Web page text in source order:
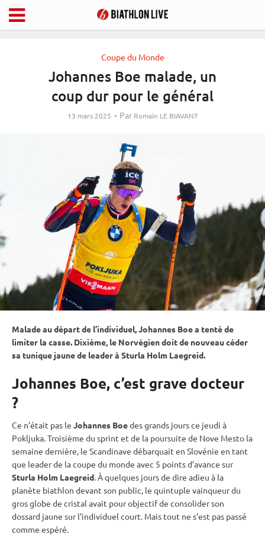
Coupe du Monde
Johannes Boe malade, un
coup dur pour le général
13 mars 2025 Par Romain LE BIAVANT
Malade au départ de l’individuel, Johannes Boe a tenté de
limiter la casse. Dixième, le Norvégien doit de nouveau céder
sa tunique jaune de leader à Sturla Holm Laegreid.
Johannes Boe, c’est grave docteur
?
Ce n’était pas le Johannes Boedes grands jours ce jeudi à
Pokljuka. Troisième du sprint et de la poursuite de Nove Mesto la
semaine dernière, le Scandinave débarquait en Slovénie en tant
que leader de lacoupe du monde avec 5 points d’avance sur
Sturla Holm Laegreid. À quelques jours de dire adieu à la
planète biathlon devant son public, le quintuple vainqueur du
grosglobe de cristal avait pour objectif de consolider son
dossard jaune sur l’individuel court. Mais tout ne s’est pas passé
comme espéré.